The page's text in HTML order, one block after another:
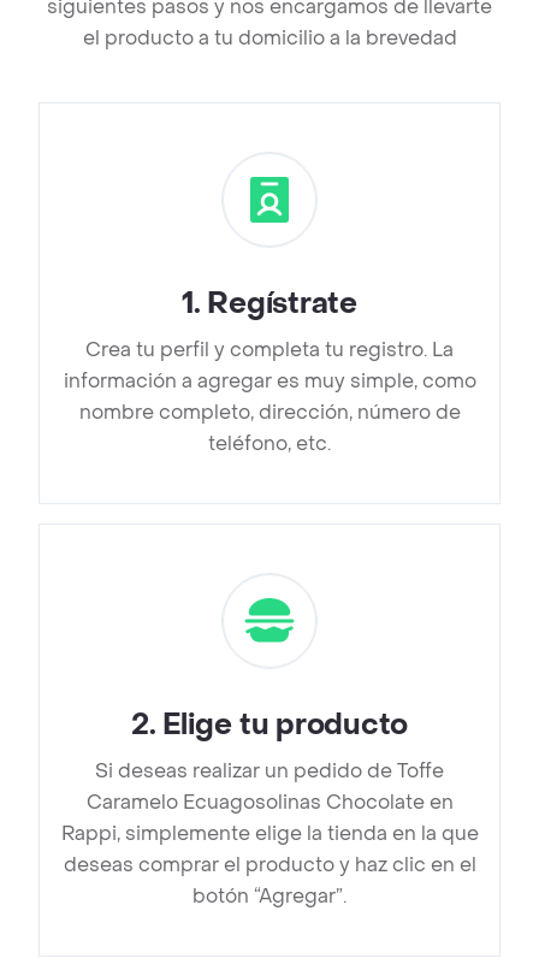
siguientes pasos y nos encargamos de llevarte
el producto a tu domicilio a la brevedad
1. Regístrate
Crea tu perfil y completa tu registro. La
información a agregar es muy simple, como
nombre completo, dirección, número de
teléfono, etc.
2. Elige tu producto
Si deseas realizar un pedido de Toffe
Caramelo Ecuagosolinas Chocolate en
Rappi, simplemente elige la tienda en la que
deseas comprar el producto y haz clic en el
botón “Agregar”.